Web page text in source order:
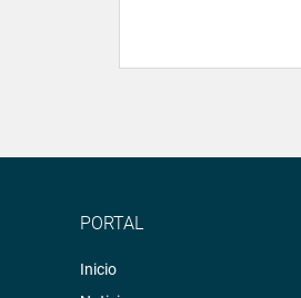
PORTAL
Inicio